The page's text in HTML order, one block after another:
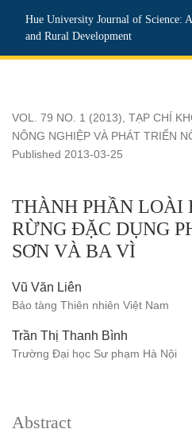
Hue University Journal of Science:
and Rural Development
VOL. 79 NO. 1 (2013), TẠP CHÍ
NÔNG NGHIỆP VÀ PHÁT TRIỂN
THÀNH PHẦN LOÀI
RỪNG ĐẶC DỤNG
SƠN VÀ BA VÌ
Published 2013-03-25
Vũ Văn Liên
Bảo tàng Thiên nhiên Việt Nam
Trần Thị Thanh Bình
Trường Đại học Sư phạm Hà Nội
Abstract